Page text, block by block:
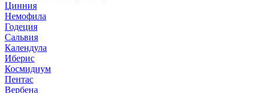
Цинния
Немофила
Годеция
Сальвия
Календула
Иберис
Космидиум
Пентас
Вербена